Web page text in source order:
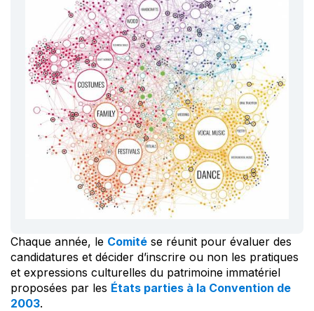
Chaque année, le Comité se réunit pour évaluer des
candidatures et décider d’inscrire ou non les pratiques
et expressions culturelles du patrimoine immatériel
proposées par les États parties à la Convention de
2003.